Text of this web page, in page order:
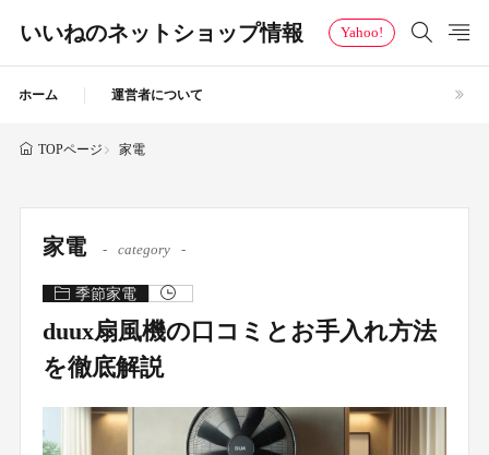
いいねのネットショップ情報 Yahoo!
ホーム 運営者について
TOPページ 家電
家電 category
季節家電
duux扇風機の口コミとお手入れ方法
を徹底解説